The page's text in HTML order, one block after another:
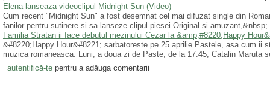
Elena lanseaza videoclipul Midnight Sun (Video)
Cum recent "Midnight Sun" a fost desemnat cel mai difuzat single din
fanilor pentru sutinere si sa lanseze clipul piesei.Original si
Familia Stratan ii face debutul mezinului Cezar la &amp;#8220;Happy
&#8220;Happy Hour&#8221; sarbatoreste pe 25 aprilie Pastele, asa cum ii
muzica romaneasca. Luni, a doua zi de Paste, de la 17.45, Catalin Maruta
autentifică-tepentru a adăuga comentarii